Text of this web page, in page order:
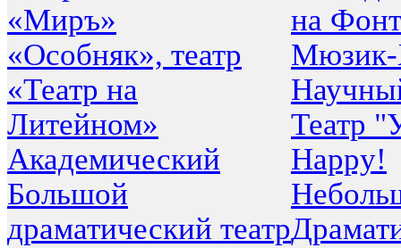
«Миръ»
«Особняк», театр
«Театр на
Литейном»
Академический
Большой
драматический театр
на
Мюзик-
Театр
Happy!